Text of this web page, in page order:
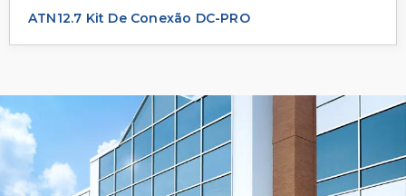
ATN12.7 Kit De Conexão DC-PRO